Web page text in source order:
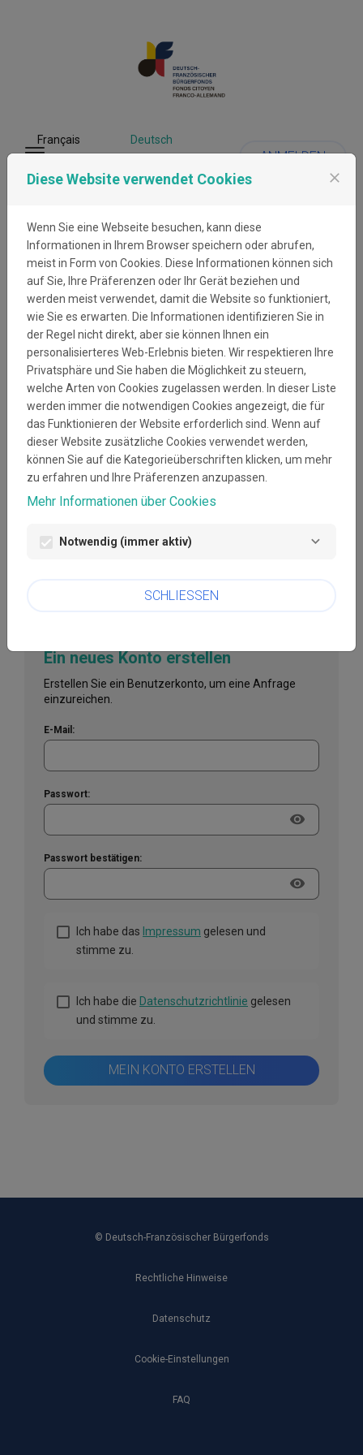
Français Deutsch
ANMELDEN
Persönliche Daten
Anmelden
Wenn Sie schon ein Deutsch-Französischer
Bürgerfonds Benutzerkonto haben, geben Sie Ihre E-
Mail-Adresse und Ihr Passwort ein.
E-Mail:
Passwort:
ANMELDEN
Ein neues Konto erstellen
Erstellen Sie ein Benutzerkonto, um eine Anfrage
einzureichen.
E-Mail:
Passwort:
visibility
Passwort bestätigen:
visibility
Ich habe das Impressum gelesen und
stimme zu.
Ich habe die Datenschutzrichtlinie gelesen
und stimme zu.
MEIN KONTO ERSTELLEN
© Deutsch-Französischer Bürgerfonds
Rechtliche Hinweise
Datenschutz
Cookie-Einstellungen
FAQ
Diese Website verwendet Cookies close
Wenn Sie eine Webseite besuchen, kann diese
Informationen in Ihrem Browser speichern oder abrufen,
meist in Form von Cookies. Diese Informationen können sich
auf Sie, Ihre Präferenzen oder Ihr Gerät beziehen und
werden meist verwendet, damit die Website so funktioniert,
wie Sie es erwarten. Die Informationen identifizieren Sie in
der Regel nicht direkt, aber sie können Ihnen ein
personalisierteres Web-Erlebnis bieten. Wir respektieren Ihre
Privatsphäre und Sie haben die Möglichkeit zu steuern,
welche Arten von Cookies zugelassen werden. In dieser Liste
werden immer die notwendigen Cookies angezeigt, die für
das Funktionieren der Website erforderlich sind. Wenn auf
dieser Website zusätzliche Cookies verwendet werden,
können Sie auf die Kategorieüberschriften klicken, um mehr
zu erfahren und Ihre Präferenzen anzupassen.
Mehr Informationen über Cookies
Notwendig (immer aktiv)
SCHLIESSEN